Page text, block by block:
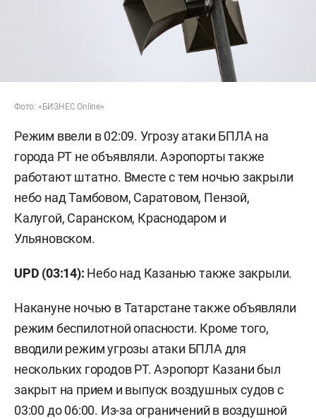
Фото: «БИЗНЕС Online»
Режим ввели в 02:09. Угрозу атаки БПЛА на
города РТ не объявляли. Аэропорты также
работают штатно. Вместе с тем ночью закрыли
небо над Тамбовом, Саратовом, Пензой,
Калугой, Саранском, Краснодаром и
Ульяновском.
UPD (03:14): Небо над Казанью также закрыли.
Накануне ночью в Татарстане также объявляли
режим беспилотной опасности. Кроме того,
вводили режим угрозы атаки БПЛА для
нескольких городов РТ. Аэропорт Казани был
закрыт на прием и выпуск воздушных судов с
03:00 до 06:00. Из-за ограничений в воздушной